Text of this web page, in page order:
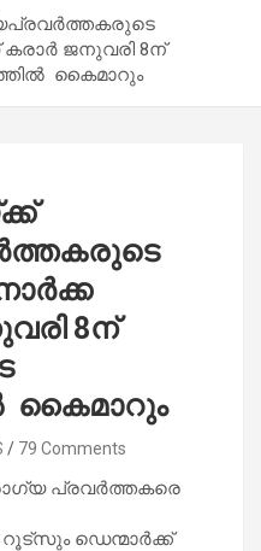
കരാർ ജനുവരി 8ന്
കൈമാറും
8ന്
കൈമാറും
79 Comments
പ്രവർത്തകരെ
ഡെന്മാർക്ക്